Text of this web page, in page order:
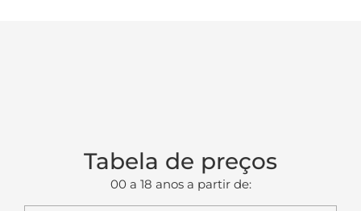
Tabela de preços
00 a 18 anos a partir de: